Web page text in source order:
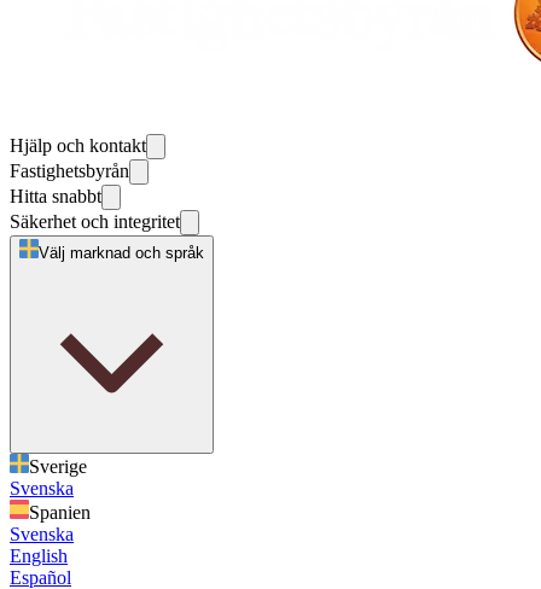
Hjälp och kontakt
Fastighetsbyrån
Hitta snabbt
Säkerhet och integritet
Välj marknad och språk
Sverige
Svenska
Spanien
Svenska
English
Español